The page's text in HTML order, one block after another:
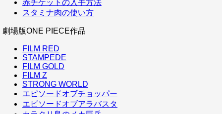
赤チケットの入手方法
スタミナ肉の使い方
劇場版ONE PIECE作品
FILM RED
STAMPEDE
FILM GOLD
FILM Z
STRONG WORLD
エピソードオブチョッパー
エピソードオブアラバスタ